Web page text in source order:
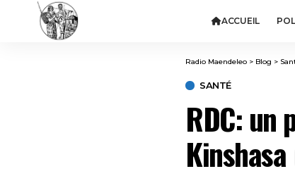
ACCUEIL
Radio Maendeleo > Blog >
SANTÉ
RDC: un